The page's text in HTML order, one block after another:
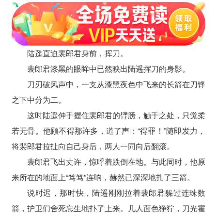
陆遥直迫裴郎君身前，挥刀。
裴郎君漆黑的眼眸中已然映出陆遥挥刀的身影。
刀刃破风声中，一支从漆黑夜色中飞来的长箭在刀锋
之下中分为二。
这时陆遥伸手握住裴郎君的臂膀，触手之处，只觉柔
若无骨。他顾不得那许多，道了声：“得罪！”随即发力，
将裴郎君拉扯向自己身后，两人一同向后翻滚。
裴郎君飞出丈许，惊呼着跌倒在地。与此同时，他原
来所在的地面上“笃笃”连响，赫然已深深地扎了三箭。
说时迟，那时快，陆遥刚刚拉着裴郎君躲过连珠数
箭，护卫们舍死忘生地扑了上来。几人面色狰狞，刀光霍